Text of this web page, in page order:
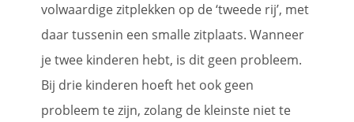
volwaardige zitplekken op de ‘tweede rij’, met
daar tussenin een smalle zitplaats. Wanneer
je twee kinderen hebt, is dit geen probleem.
Bij drie kinderen hoeft het ook geen
probleem te zijn, zolang de kleinste niet te